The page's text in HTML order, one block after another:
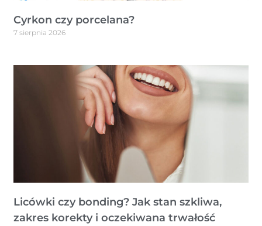
Cyrkon czy porcelana?
7 sierpnia 2026
Licówki czy bonding? Jak stan szkliwa,
zakres korekty i oczekiwana trwałość